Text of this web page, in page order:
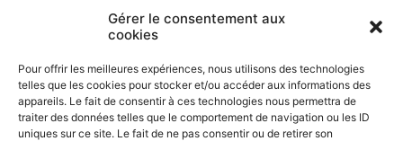
Gérer le consentement aux
cookies
Pour offrir les meilleures expériences, nous utilisons des technologies
telles que les cookies pour stocker et/ou accéder aux informations des
appareils. Le fait de consentir à ces technologies nous permettra de
traiter des données telles que le comportement de navigation ou les ID
uniques sur ce site. Le fait de ne pas consentir ou de retirer son
Quelles sont les dates des prochaines élections ?
Et aussi
Contester un jugement : recours en cassation
Justice